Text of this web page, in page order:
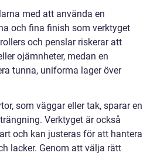
med att använda en
och fina finish som verktyget
och penslar riskerar att
ojämnheter, medan en
tunna, uniforma lager över
som väggar eller tak, sparar en
Verktyget är också
och kan justeras för att hantera
lacker. Genom att välja rätt